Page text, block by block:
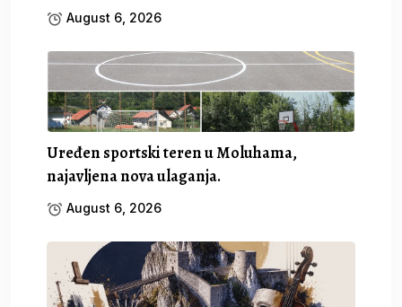
August 6, 2026
Uređen sportski teren u Moluhama,
najavljena nova ulaganja.
August 6, 2026